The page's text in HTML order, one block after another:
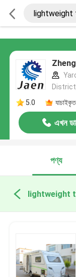
5.0
এখন
পণ্য